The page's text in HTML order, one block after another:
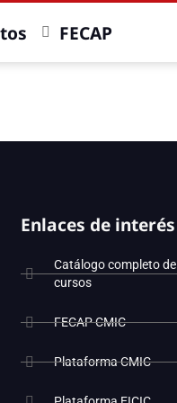
FECAP
Enlaces de interés
Catálogo completo de
cursos
FECAP CMIC
Plataforma CMIC